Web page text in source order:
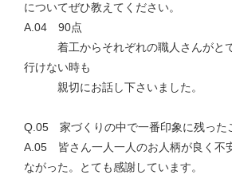
についてぜひ教えてください。
A.04 90点
着工からそれぞれの職人さんがとて
行けない時も
親切にお話し下さいました。
Q.05 家づくりの中で一番印象に残った
A.05 皆さん一人一人のお人柄が良く不
ながった。とても感謝しています。